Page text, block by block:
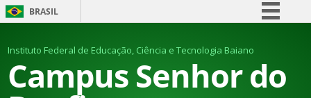
BRASIL
Comunica BR
Participe
Instituto Federal de Educação, Ciência e Tecnologia Baiano
Campus Senhor do